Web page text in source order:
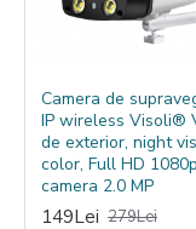
Lungime maximă
Greutate netă
Dimensiune masă
lucru
Camera de
IP wireless Visoli®
de exterior, night
color, Full HD
camera 2.0 MP
149Lei 279Lei